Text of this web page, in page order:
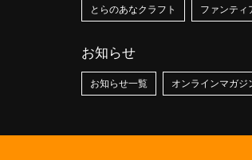
とらのあなクラフト ファンティ
お知らせ
お知らせ一覧 オンラインマガジ